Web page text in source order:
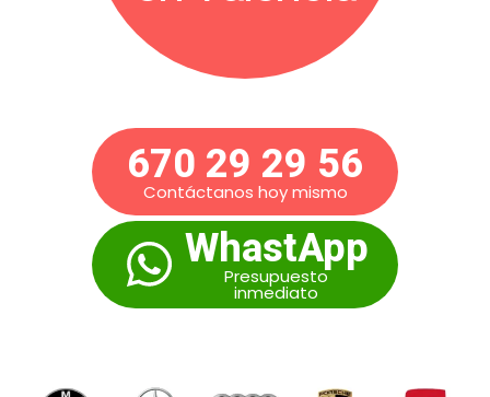
670 29 29 56
Contáctanos hoy mismo
WhastApp
Presupuesto
inmediato